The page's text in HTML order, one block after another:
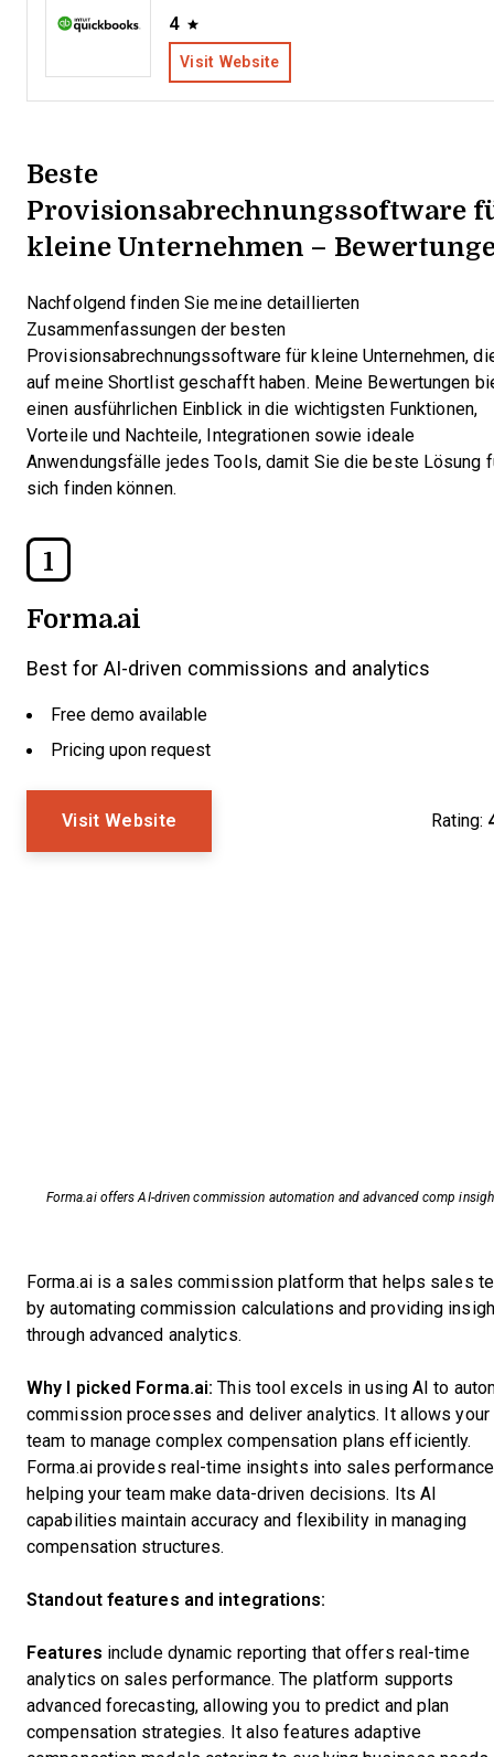
4
Visit Website
Beste
Provisionsabrechnungssoftware
kleine Unternehmen –
Nachfolgend finden Sie meine detaillierten
Zusammenfassungen der besten
Provisionsabrechnungssoftware für kleine Unternehmen,
auf meine Shortlist geschafft haben. Meine Bewertungen
einen ausführlichen Einblick in die wichtigsten Funktionen,
Vorteile und Nachteile, Integrationen sowie ideale
Anwendungsfälle jedes Tools, damit Sie die beste Lösung
sich finden können.
1
Forma.ai
Best for AI-driven commissions and analytics
Free demo available
Pricing upon request
Visit Website Rating:
Forma.ai offers AI-driven commission automation and advanced comp
Forma.ai is a sales commission platform that helps sales
by automating commission calculations and providing
through advanced analytics.
Why I picked Forma.ai:This tool excels in using AI to
commission processes and deliver analytics. It allows your
team to manage complex compensation plans efficiently.
Forma.ai provides real-time insights into sales
helping your team make data-driven decisions. Its AI
capabilities maintain accuracy and flexibility in managing
compensation structures.
Standout features and integrations:
Features include dynamic reporting that offers real-time
analytics on sales performance. The platform supports
advanced forecasting, allowing you to predict and plan
compensation strategies. It also features adaptive